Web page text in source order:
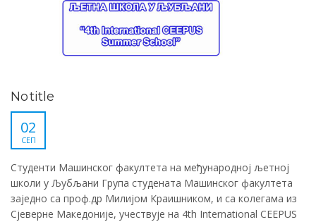
No title
02
СЕП
Студенти Машинског факултета на међународној љетној
школи у Љубљани Група студената Машинског факултета
заједно са проф.др Милијом Краишником, и са колегама из
Сјеверне Македоније, учествује на 4th International CEEPUS